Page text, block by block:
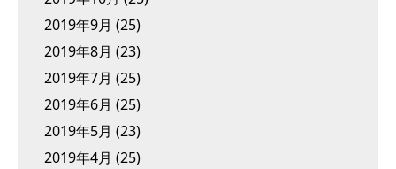
2019年9月 (25)
2019年8月 (23)
2019年7月 (25)
2019年6月 (25)
2019年5月 (23)
2019年4月 (25)